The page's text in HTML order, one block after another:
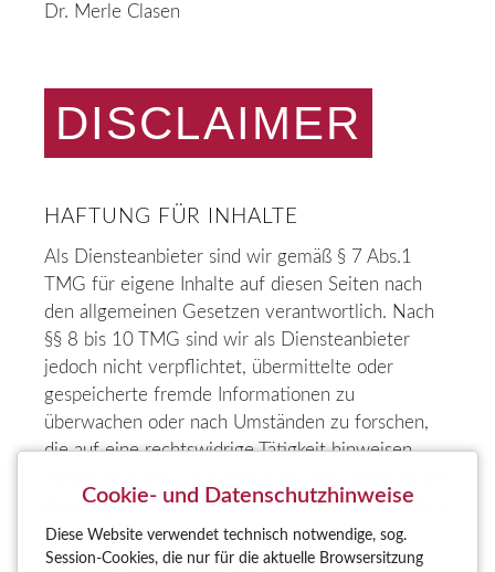
Cookie- und Datenschutzhinweise
Diese Website verwendet technisch notwendige, sog.
Session-Cookies, die nur für die aktuelle Browsersitzung
Dr. Merle Clasen
DISCLAIMER
HAFTUNG FÜR INHALTE
Als Diensteanbieter sind wir gemäß § 7 Abs.1
TMG für eigene Inhalte auf diesen Seiten nach
den allgemeinen Gesetzen verantwortlich. Nach
§§ 8 bis 10 TMG sind wir als Diensteanbieter
jedoch nicht verpflichtet, übermittelte oder
gespeicherte fremde Informationen zu
überwachen oder nach Umständen zu forschen,
die auf eine rechtswidrige Tätigkeit hinweisen.
Nutzung von Informationen nach den allgemeinen
Gesetzen bleiben hiervon unberührt. Eine
diesbezügliche Haftung ist jedoch erst ab dem